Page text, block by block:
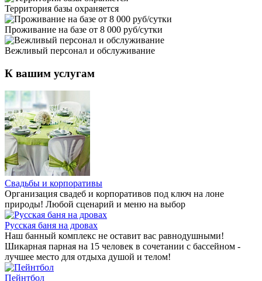
Территория базы охраняется
Проживание на базе от 8 000 руб/сутки
Вежливый персонал и обслуживание
К вашим услугам
Свадьбы и корпоративы
Организация свадеб и корпоративов под ключ на лоне
природы! Любой сценарий и меню на выбор
Русская баня на дровах
Наш банный комплекс не оставит вас равнодушными!
Шикарная парная на 15 человек в сочетании с бассейном -
лучшее место для отдыха душой и телом!
Пейнтбол